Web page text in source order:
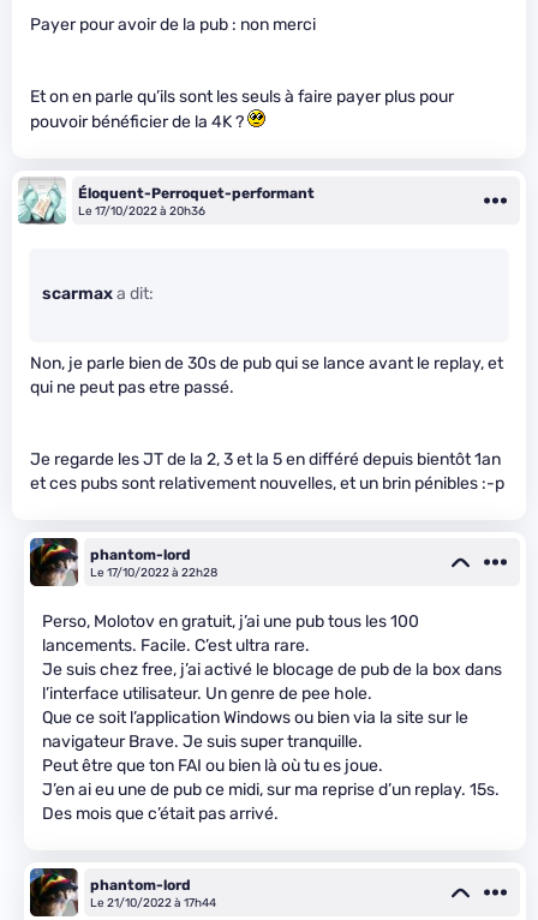
Payer pour avoir de la pub : non merci
Et on en parle qu’ils sont les seuls à faire payer plus pour
pouvoir bénéficier de la 4K ?
Éloquent-Perroquet-performant
Le 17/10/2022 à 20h36
scarmaxa dit:
Non, je parle bien de 30s de pub qui se lance avant le replay, et
qui ne peut pas etre passé.
Je regarde les JT de la 2, 3 et la 5 en différé depuis bientôt 1an
et ces pubs sont relativement nouvelles, et un brin pénibles :-p
phantom-lord
Le 17/10/2022 à 22h28
Perso, Molotov en gratuit, j’ai une pub tous les 100
lancements. Facile. C’est ultra rare.
Je suis chez free, j’ai activé le blocage de pub de la box dans
l’interface utilisateur. Un genre de pee hole.
Que ce soit l’application Windows ou bien via la site sur le
navigateur Brave. Je suis super tranquille.
Peut être que ton FAI ou bien là où tu es joue.
J’en ai eu une de pub ce midi, sur ma reprise d’un replay. 15s.
Des mois que c’était pas arrivé.
phantom-lord
Le 21/10/2022 à 17h44